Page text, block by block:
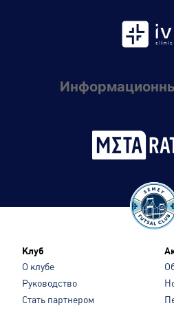
Клуб
О клубе
Руководство
Стать партнером